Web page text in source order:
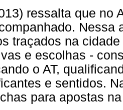
ressalta que no
Nessa
traçados na
e escolhas -
o AT,
e sentidos.
para apostas